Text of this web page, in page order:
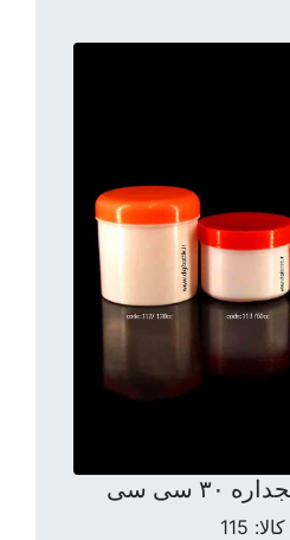
سی سی
115